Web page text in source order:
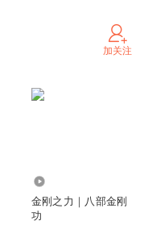
加关注
金刚之力｜八部金刚
功